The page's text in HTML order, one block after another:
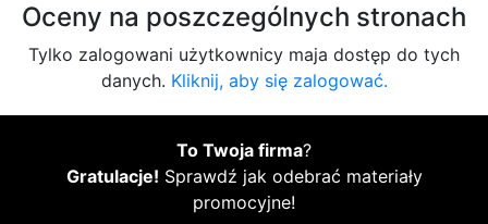
Oceny na poszczególnych stronach
Tylko zalogowani użytkownicy maja dostęp do tych
danych. Kliknij, aby się zalogować.
To Twoja firma?
Gratulacje! Sprawdź jak odebrać materiały
promocyjne!